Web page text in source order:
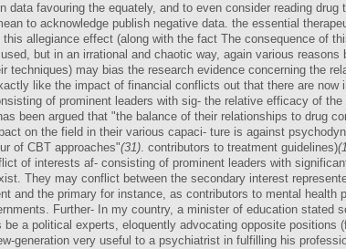
data favouring the equately, and to even consider reading
to acknowledge publish negative data. the essential
allegiance effect (along with the fact The consequence of
but in an irrational and chaotic way, again various
techniques) may bias the research evidence concerning the
like the impact of financial conflicts out that there are
of prominent leaders with sig- the relative efficacy of
been argued that "the balance of their relationships to drug
on the field in their various capaci- ture is against
of CBT approaches"(31). contributors to treatment guidelines)
of interests af- consisting of prominent leaders with
They may conflict between the secondary interest
and the primary for instance, as contributors to mental health
Further- In my country, a minister of education stated
a political experts, eloquently advocating opposite
generation very useful to a psychiatrist in fulfilling his